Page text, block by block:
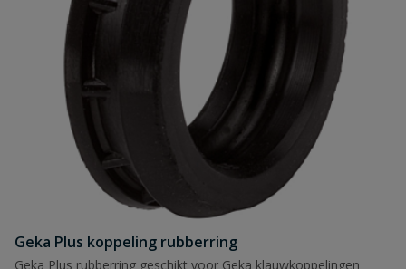
Geka Plus koppeling rubberring
Geka Plus rubberring geschikt voor Geka klauwkoppelingen